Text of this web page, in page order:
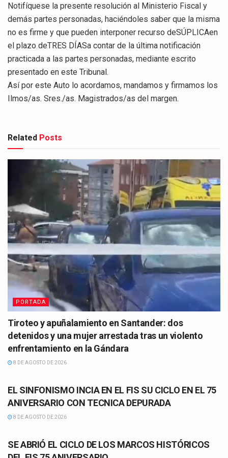
Notifíquese la presente resolución al Ministerio Fiscal y
demás partes personadas, haciéndoles saber que la misma
no es firme y que pueden interponer recurso deSÚPLICAen
el plazo deTRES DÍASa contar de la última notificación
practicada a las partes personadas, mediante escrito
presentado en este Tribunal.
Así por este Auto lo acordamos, mandamos y firmamos los
Ilmos/as. Sres./as. Magistrados/as del margen.
Related Posts
PORTADA
Tiroteo y apuñalamiento en Santander: dos
detenidos y una mujer arrestada tras un violento
enfrentamiento en la Gándara
8 DE AGOSTO DE 2026
EL SINFONISMO INCIA EN EL FIS SU CICLO EN EL 75
ANIVERSARIO CON TECNICA DEPURADA
8 DE AGOSTO DE 2026
SE ABRIÓ EL CICLO DE LOS MARCOS HISTÓRICOS